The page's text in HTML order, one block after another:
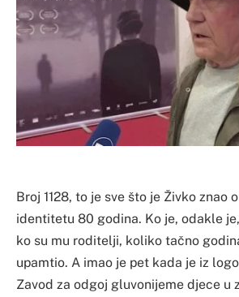
Broj 1128, to je sve što je Živko znao
identitetu 80 godina. Ko je, odakle
ko su mu roditelji, koliko tačno
upamtio. A imao je pet kada je iz
Zavod za odgoj gluvonijeme djece u